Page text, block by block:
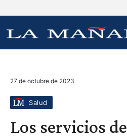
27 de octubre de 2023
Salud
Los servicios de